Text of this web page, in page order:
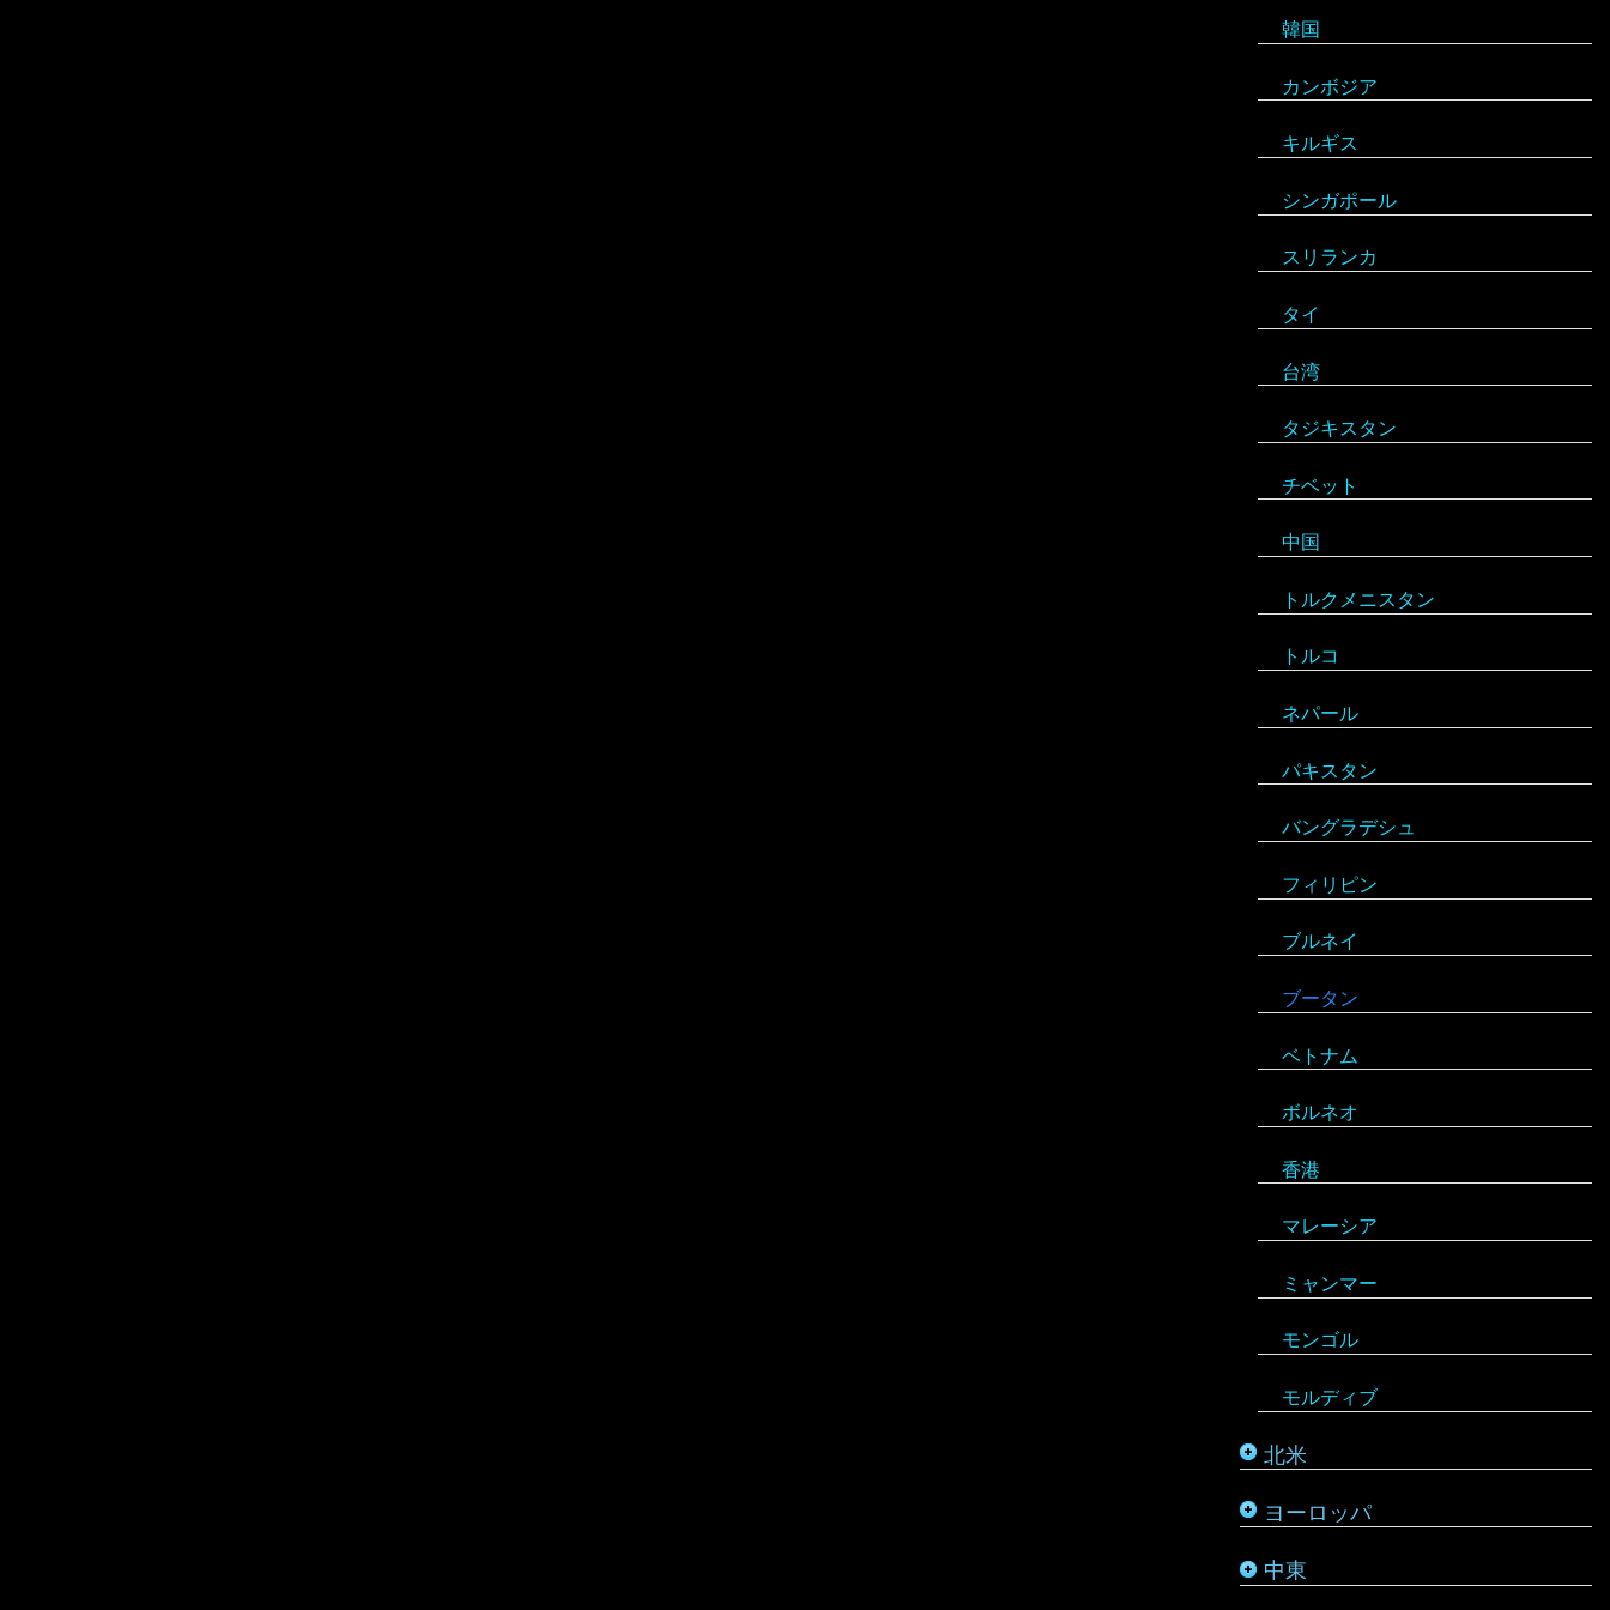
韓国
カンボジア
キルギス
シンガポール
スリランカ
タイ
台湾
タジキスタン
チベット
中国
トルクメニスタン
トルコ
ネパール
パキスタン
バングラデシュ
フィリピン
ブルネイ
ブータン
ベトナム
ボルネオ
香港
マレーシア
ミャンマー
モンゴル
モルディブ
北米
アメリカ合衆国
アラスカ
カナダ
メキシコ
ヨーロッパ
スロバキア
スロヴァキア
スロベニア
セルビア
チェコ
デンマーク
ドイツ
ノルウェー
バチカン市国
ハンガリー
フィンランド
フランス
ブルガリア
ベラルーシ
ベルギー
ポーランド
ボスニア・ヘルツェゴビナ
ポルトガル
マルタ
モナコ
モンテネグロ
ラトビア
リトアニア
リヒテンシュタイン
ルーマニア
ルクセンブルク
ロシア
タタールスタン共和国
中東
アラブ首長国連邦
イエメン
イスラエル
イラン
オマーン
クウェート
サウジアラビア
シリア
バーレーン
パレスチナ
ヨルダン
レバノン
ン諸島
チリ
ドミニカ共和国
トリニダード・トバゴ
ニカラグア
ハイチ
バハマ
パラグアイ
バルバドス
ブラジル
ベネズエラ
ベリーズ
ペルー
ボリビア
アルジェリア
ウガンダ
エジプト
エチオピア
エリトリア
カメルーン
ケニア
コンゴ
ザンビア
ジンバブエ
スーダン
セーシェル
タンザニア
チュニジア
ボツワナ
マダガスカル
マラウイ
南アフリカ
モザンビーク
モロッコ
オーストラリア
キリバス
サモア
ソロモン諸島
トンガ
ニュージーランド
バヌアツ